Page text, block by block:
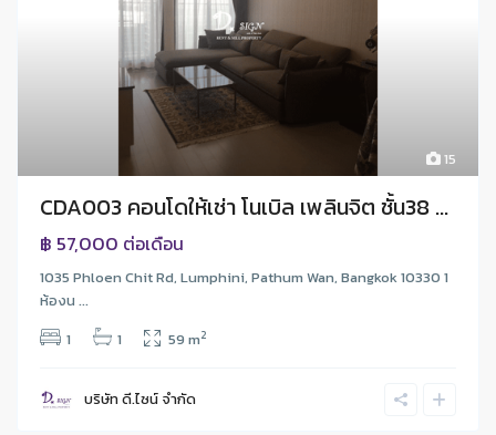
15
CDA003 คอนโดให้เช่า โนเบิล เพลินจิต ชั้น38 ...
฿ 57,000 ต่อเดือน
1035 Phloen Chit Rd, Lumphini, Pathum Wan, Bangkok 10330 1
ห้องน ...
1
1 59 m2
บริษัท ดี.ไซน์ จํากัด